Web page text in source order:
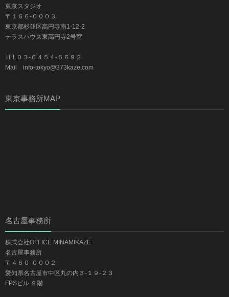
東京スタジオ
〒１６６-０００３
東京都杉並区高円寺南1-12-2
テラスハウス東高円寺2号室
TEL０３-６４５４-６６９２
Mail info-tokyo@373kaze.com
東京事務所MAP
名古屋事務所
株式会社OFFICE MINAMIKAZE
名古屋事務所
〒４６０-０００２
愛知県名古屋市中区丸の内３-１９-２３
FPSビル ９階